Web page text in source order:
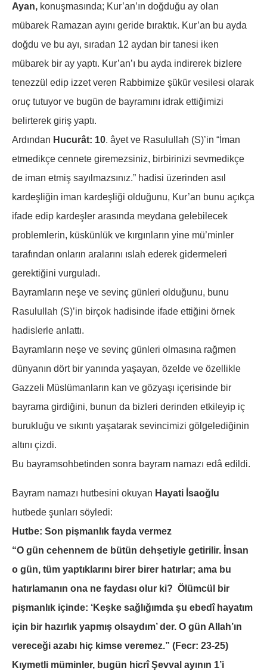
Ayan, konuşmasında; Kur’an’ın doğduğu ay olan
mübarek Ramazan ayını geride bıraktık. Kur’an bu ayda
doğdu ve bu ayı, sıradan 12 aydan bir tanesi iken
mübarek bir ay yaptı. Kur’an’ı bu ayda indirerek bizlere
tenezzül edip izzet veren Rabbimize şükür vesilesi olarak
oruç tutuyor ve bugün de bayramını idrak ettiğimizi
belirterek giriş yaptı.
Ardından Hucurât: 10. âyet ve Rasulullah (S)’in “İman
etmedikçe cennete giremezsiniz, birbirinizi sevmedikçe
de iman etmiş sayılmazsınız.” hadisi üzerinden asıl
kardeşliğin iman kardeşliği olduğunu, Kur’an bunu açıkça
ifade edip kardeşler arasında meydana gelebilecek
problemlerin, küskünlük ve kırgınların yine mü’minler
tarafından onların aralarını ıslah ederek gidermeleri
gerektiğini vurguladı.
Bayramların neşe ve sevinç günleri olduğunu, bunu
Rasulullah (S)’in birçok hadisinde ifade ettiğini örnek
hadislerle anlattı.
Bayramların neşe ve sevinç günleri olmasına rağmen
dünyanın dört bir yanında yaşayan, özelde ve özellikle
Gazzeli Müslümanların kan ve gözyaşı içerisinde bir
bayrama girdiğini, bunun da bizleri derinden etkileyip iç
burukluğu ve sıkıntı yaşatarak sevincimizi gölgelediğinin
altını çizdi.
Bu bayramsohbetinden sonra bayram namazı edâ edildi.
Bayram namazı hutbesini okuyan Hayati İsaoğlu
hutbede şunları söyledi:
Hutbe: Son pişmanlık fayda vermez
“O gün cehennem de bütün dehşetiyle getirilir. İnsan
o gün, tüm yaptıklarını birer birer hatırlar; ama bu
hatırlamanın ona ne faydası olur ki? Ölümcül bir
pişmanlık içinde: ‘Keşke sağlığımda şu ebedî hayatım
için bir hazırlık yapmış olsaydım’ der. O gün Allah’ın
vereceği azabı hiç kimse veremez.” (Fecr: 23-25)
Kıymetli müminler, bugün hicrî Şevval ayının 1’i